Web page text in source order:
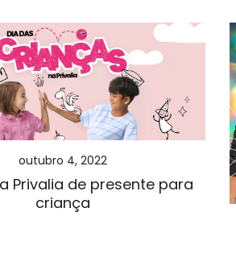
outubro 4, 2022
Privalia de presente para
criança